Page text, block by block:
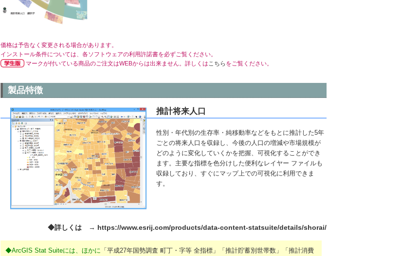
価格は予告なく変更される場合があります。
インストール条件については、各ソフトウェアの利用許諾書を必ずご覧ください。
マークが付いている商品のご注文はWEBからは出来ません。詳しくはこちら をご覧ください。
製品特徴
推計将来人口
性別・年代別の生存率・純移動率などをもとに推計した5年
ごとの将来人口を収録し、今後の人口の増減や市場規模が
どのように変化していくかを把握、可視化することができ
ます。主要な指標を色分けした便利なレイヤー ファイルも
収録しており、すぐにマップ上での可視化に利用できま
す。
◆詳しくは → https://www.esrij.com/products/data-content-statsuite/details/shorai/
◆ArcGIS Stat Suiteには、ほかに 「平成27年国勢調査 町丁・字等 全指標」 「推計貯蓄別世帯数」
「推計消費